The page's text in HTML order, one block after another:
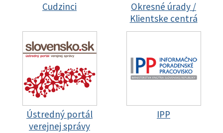
Cudzinci
Okresné úrady /
Klientske centrá
Ústredný portál
verejnej správy
IPP